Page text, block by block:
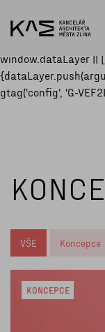
src="https://
VEF2LC6LX4"></
window.dataLayer ||
gtag('config', 'G-
PROJEKTY
AKTUALITY
UDÁLOSTI
O NÁS
KONTAKTY
VŠE Koncepce
KONCEPCE